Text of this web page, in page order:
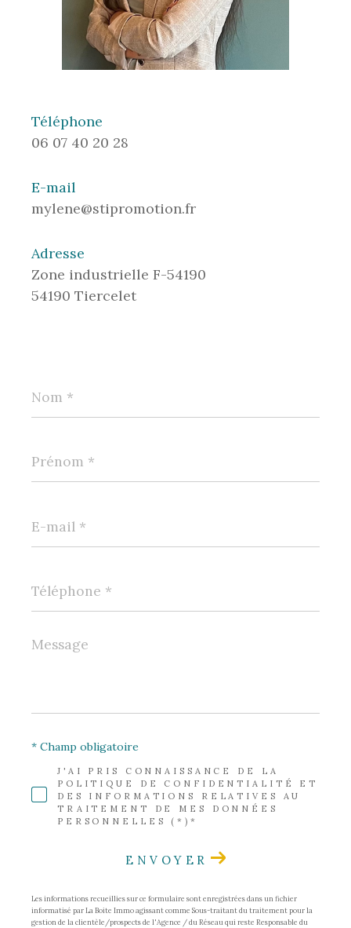
Téléphone
06 07 40 20 28
E-mail
mylene@stipromotion.fr
Adresse
Zone industrielle F-54190
54190 Tiercelet
*
*
mail
*
Message
*
J'AI PRIS CONNAISSANCE DE LA
POLITIQUE DE CONFIDENTIALITÉ ET
DES INFORMATIONS RELATIVES AU
TRAITEMENT DE MES DONNÉES
PERSONNELLES (*)*
* Champ obligatoire
ENVOYER
Les informations recueillies sur ce formulaire sont enregistrées dans un fichier
informatisé par La Boite Immo agissant comme Sous-traitant du traitement pour la
gestion de la clientèle/prospects de l'Agence / du Réseau qui reste Responsable du